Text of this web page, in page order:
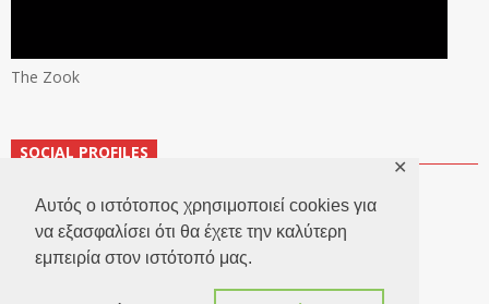
Αυτός ο ιστότοπος χρησιμοποιεί cookies για
να εξασφαλίσει ότι θα έχετε την καλύτερη
εμπειρία στον ιστότοπό μας.
✕
The Zook
SOCIAL PROFILES